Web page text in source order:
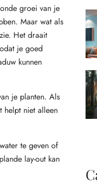
groei van je
Maar wat als
Het draait
je goed
kunnen
je planten. Als
helpt niet alleen
te geven of
lay-out kan